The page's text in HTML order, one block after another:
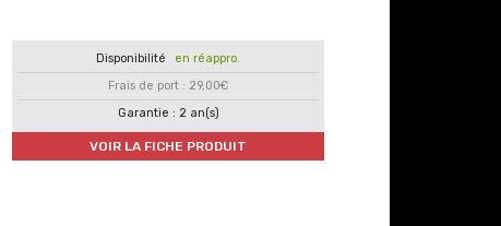
en réappro.
Frais de port : 29,00€
Garantie : 2 an(s)
VOIR LA FICHE PRODUIT